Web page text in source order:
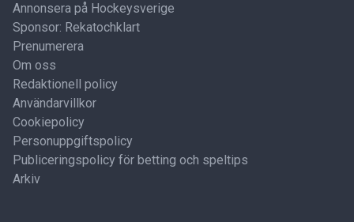
Annonsera på Hockeysverige
Sponsor: Rekatochklart
Prenumerera
Om oss
Redaktionell policy
Användarvillkor
Cookiepolicy
Personuppgiftspolicy
Publiceringspolicy för betting och speltips
Arkiv